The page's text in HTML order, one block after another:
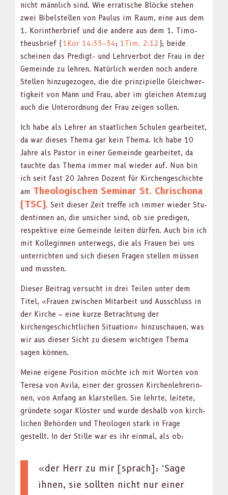
nicht männlich sind. Wie erratis­che Blöcke ste­hen
zwei Bibel­stellen von Paulus im Raum, eine aus dem
1. Korinther­brief und die andere aus dem 1. Tim­o­
theus­brief (1Kor 14:33–34; 1Tim. 2:12 ); bei­de
scheinen das Predigt- und Lehrver­bot der Frau in der
Gemeinde zu lehren. Natür­lich wer­den noch andere
Stellen hinzuge­zo­gen, die die prinzip­ielle Gle­ich­w­er­
tigkeit von Mann und Frau, aber im gle­ichen Atemzug
auch die Unterord­nung der Frau zeigen sollen.
Ich habe als Lehrer an staatlichen Schulen gear­beit­et,
da war dieses The­ma gar kein The­ma. Ich habe 10
Jahre als Pas­tor in ein­er Gemeinde gear­beit­et, da
tauchte das The­ma immer mal wieder auf. Nun bin
ich seit fast 20 Jahren Dozent für Kirchengeschichte
am The­ol­o­gis­chen Sem­i­nar St. Chrischona
(TSC). Seit dieser Zeit tre­ffe ich immer wieder Stu­
dentin­nen an, die unsich­er sind, ob sie predi­gen,
respek­tive eine Gemeinde leit­en dür­fen. Auch bin ich
mit Kol­legin­nen unter­wegs, die als Frauen bei uns
unter­richt­en und sich diesen Fra­gen stellen müssen
und mussten.
Dieser Beitrag ver­sucht in drei Teilen unter dem
Titel, «Frauen zwis­chen Mitar­beit und Auss­chluss in
der Kirche – eine kurze Betra­ch­tung der
kirchengeschichtlichen Sit­u­a­tion» hinzuschauen, was
wir aus dieser Sicht zu diesem wichti­gen The­ma
sagen kön­nen.
Meine eigene Posi­tion möchte ich mit Worten von
Tere­sa von Avi­la, ein­er der grossen Kirchen­lehrerin­
nen, von Anfang an klarstellen. Sie lehrte, leit­ete,
grün­dete sog­ar Klöster und wurde deshalb von kirch­
lichen Behör­den und The­olo­gen stark in Frage
gestellt. In der Stille war es ihr ein­mal, als ob:
«der Herr zu mir [sprach]: ‘Sage
ihnen, sie soll­ten nicht nur ein­er